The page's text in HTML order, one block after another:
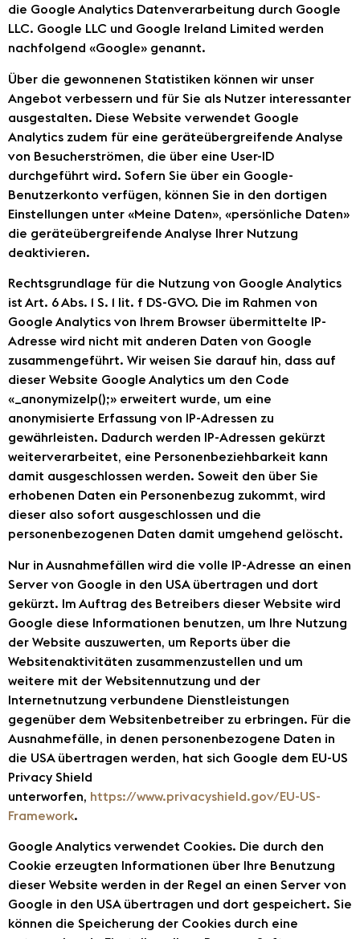
die Google Analytics Datenverarbeitung durch Google
LLC. Google LLC und Google Ireland Limited werden
nachfolgend «Google» genannt.
Über die gewonnenen Statistiken können wir unser
Angebot verbessern und für Sie als Nutzer interessanter
ausgestalten. Diese Website verwendet Google
Analytics zudem für eine geräteübergreifende Analyse
von Besucherströmen, die über eine User-ID
durchgeführt wird. Sofern Sie über ein Google-
Benutzerkonto verfügen, können Sie in den dortigen
Einstellungen unter «Meine Daten», «persönliche Daten»
die geräteübergreifende Analyse Ihrer Nutzung
deaktivieren.
Rechtsgrundlage für die Nutzung von Google Analytics
ist Art. 6 Abs. 1 S. 1 lit. f DS-GVO. Die im Rahmen von
Google Analytics von Ihrem Browser übermittelte IP-
Adresse wird nicht mit anderen Daten von Google
zusammengeführt. Wir weisen Sie darauf hin, dass auf
dieser Website Google Analytics um den Code
«_anonymizeIp();» erweitert wurde, um eine
anonymisierte Erfassung von IP-Adressen zu
gewährleisten. Dadurch werden IP-Adressen gekürzt
weiterverarbeitet, eine Personenbeziehbarkeit kann
damit ausgeschlossen werden. Soweit den über Sie
erhobenen Daten ein Personenbezug zukommt, wird
dieser also sofort ausgeschlossen und die
personenbezogenen Daten damit umgehend gelöscht.
Nur in Ausnahmefällen wird die volle IP-Adresse an einen
Server von Google in den USA übertragen und dort
gekürzt. Im Auftrag des Betreibers dieser Website wird
Google diese Informationen benutzen, um Ihre Nutzung
der Website auszuwerten, um Reports über die
Websitenaktivitäten zusammenzustellen und um
weitere mit der Websitennutzung und der
Internetnutzung verbundene Dienstleistungen
gegenüber dem Websitenbetreiber zu erbringen. Für die
Ausnahmefälle, in denen personenbezogene Daten in
die USA übertragen werden, hat sich Google dem EU-US
Privacy Shield
unterworfen, https://www.privacyshield.gov/EU-US-
Framework.
Google Analytics verwendet Cookies. Die durch den
Cookie erzeugten Informationen über Ihre Benutzung
dieser Website werden in der Regel an einen Server von
Google in den USA übertragen und dort gespeichert. Sie
können die Speicherung der Cookies durch eine